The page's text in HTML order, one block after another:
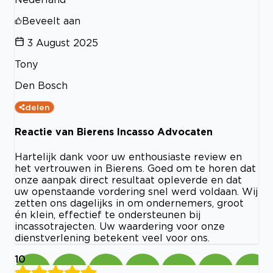
Beveelt aan
3 August 2025
Tony
Den Bosch
delen
Reactie van Bierens Incasso Advocaten
Hartelijk dank voor uw enthousiaste review en
het vertrouwen in Bierens. Goed om te horen dat
onze aanpak direct resultaat opleverde en dat
uw openstaande vordering snel werd voldaan. Wij
zetten ons dagelijks in om ondernemers, groot
én klein, effectief te ondersteunen bij
incassotrajecten. Uw waardering voor onze
dienstverlening betekent veel voor ons.
10